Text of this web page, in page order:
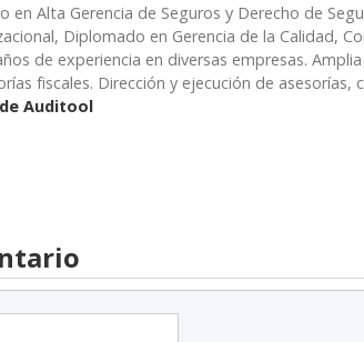
Alta Gerencia de Seguros y Derecho de
Diplomado en Gerencia de la Calidad,
de experiencia en diversas empresas.
fiscales. Dirección y ejecución de asesorías,
Auditool